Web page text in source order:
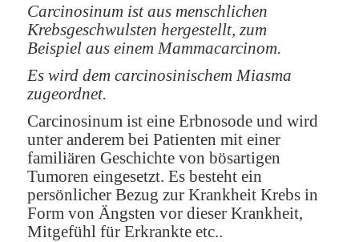
Carcinosinum ist aus menschlichen
Krebsgeschwulsten hergestellt, zum
Beispiel aus einem Mammacarcinom.
Es wird dem carcinosinischem Miasma
zugeordnet.
Carcinosinum ist eine Erbnosode und wird
unter anderem bei Patienten mit einer
familiären Geschichte von bösartigen
Tumoren eingesetzt. Es besteht ein
persönlicher Bezug zur Krankheit Krebs in
Form von Ängsten vor dieser Krankheit,
Mitgefühl für Erkrankte etc..